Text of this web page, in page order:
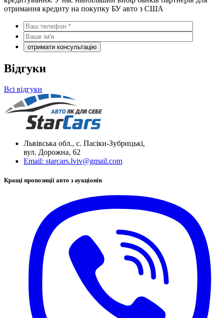
отримання кредиту на покупку БУ авто з США
Відгуки
Всі відгуки
Львівська обл., с. Пасіки-Зубрицькі,
вул. Дорожна, 62
Email: starcars.lviv@gmail.com
Кращі пропозиції авто з аукціонів